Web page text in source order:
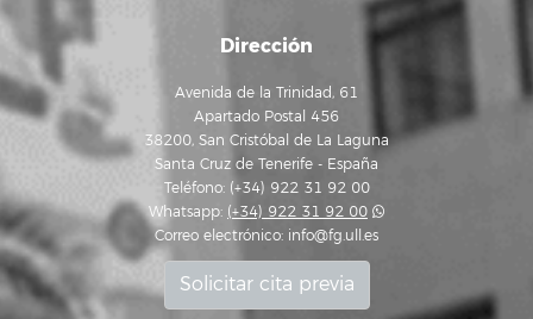
Dirección
Avenida de la Trinidad, 61
Apartado Postal 456
38200, San Cristóbal de La Laguna
Santa Cruz de Tenerife - España
Teléfono: (+34) 922 31 92 00
Whatsapp: (+34) 922 31 92 00
Correo electrónico: info@fg.ull.es
Solicitar cita previa